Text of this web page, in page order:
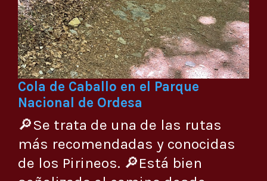
Cola de Caballo en el Parque
Nacional de Ordesa
🔎Se trata de una de las rutas
más recomendadas y conocidas
de los Pirineos. 🔎Está bien